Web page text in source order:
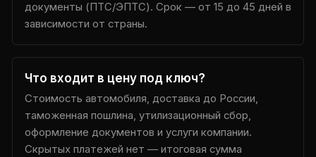
документы (ПТС/ЭПТС). Срок — от 15 до 45 дней в
зависимости от страны.
Что входит в цену под ключ?
Стоимость автомобиля, доставка до России,
таможенная пошлина, утилизационный сбор,
оформление документов и услуги компании.
Скрытых платежей нет — итоговая сумма